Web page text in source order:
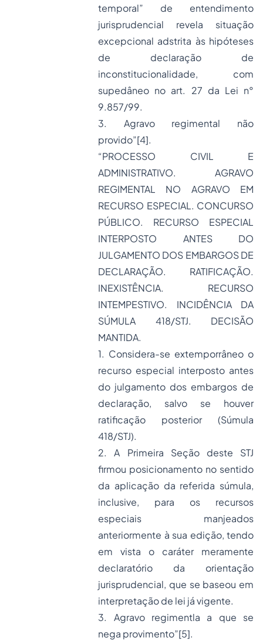
temporal” de entendimento
jurisprudencial revela situação
excepcional adstrita às hipóteses
de declaração de
inconstitucionalidade, com
supedâneo no art. 27 da Lei n°
9.857/99.
3. Agravo regimental não
provido”[4].
“PROCESSO CIVIL E
ADMINISTRATIVO. AGRAVO
REGIMENTAL NO AGRAVO EM
RECURSO ESPECIAL. CONCURSO
PÚBLICO. RECURSO ESPECIAL
INTERPOSTO ANTES DO
JULGAMENTO DOS EMBARGOS DE
DECLARAÇÃO. RATIFICAÇÃO.
INEXISTÊNCIA. RECURSO
INTEMPESTIVO. INCIDÊNCIA DA
SÚMULA 418/STJ. DECISÃO
MANTIDA.
1. Considera-se extemporrâneo o
recurso especial interposto antes
do julgamento dos embargos de
declaração, salvo se houver
ratificação posterior (Súmula
418/STJ).
2. A Primeira Seção deste STJ
firmou posicionamento no sentido
da aplicação da referida súmula,
inclusive, para os recursos
especiais manjeados
anteriormente à sua edição, tendo
em vista o caráter meramente
declaratório da orientação
jurisprudencial, que se baseou em
interpretação de lei já vigente.
3. Agravo regimentla a que se
nega provimento”[5].